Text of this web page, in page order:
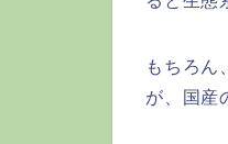
もちろん
が、国産